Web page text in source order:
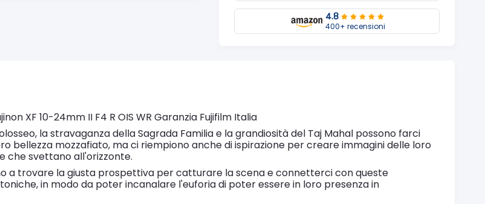
4.8
400+ recensioni
XF 10-24mm II F4 R OIS WR Garanzia Fujifilm Italia
la stravaganza della Sagrada Familia e la grandiosità del Taj Mahal possono farci
bellezza mozzafiato, ma ci riempiono anche di ispirazione per creare immagini delle loro
che svettano all'orizzonte.
a trovare la giusta prospettiva per catturare la scena e connetterci con queste
in modo da poter incanalare l'euforia di poter essere in loro presenza in